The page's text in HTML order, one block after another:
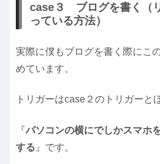
case３ ブログを書く（
っている方法）
実際に僕もブログを書く際にこ
めています。
トリガーはcase２のトリガーと
『パソコンの横にでしかスマホ
する 』です。